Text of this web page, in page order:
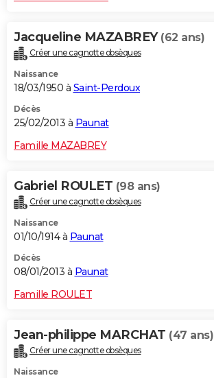
Jacqueline MAZABREY (62 ans)
Créer une cagnotte obsèques
Naissance
18/03/1950 à Saint-Perdoux
Décès
25/02/2013 à Paunat
Famille MAZABREY
Gabriel ROULET (98 ans)
Créer une cagnotte obsèques
Naissance
01/10/1914 à Paunat
Décès
08/01/2013 à Paunat
Famille ROULET
Jean-philippe MARCHAT (47 ans)
Créer une cagnotte obsèques
Naissance